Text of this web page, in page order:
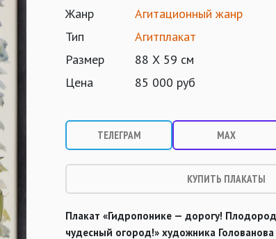
Жанр
Агитационный жанр
Тип
Агитплакат
Размер
88 Х 59 см
Цена
85 000 руб
ТЕЛЕГРАМ MAX
КУПИТЬ ПЛАКАТЫ
Плакат «Гидропонике — дорогу!
чудесный огород!» художника